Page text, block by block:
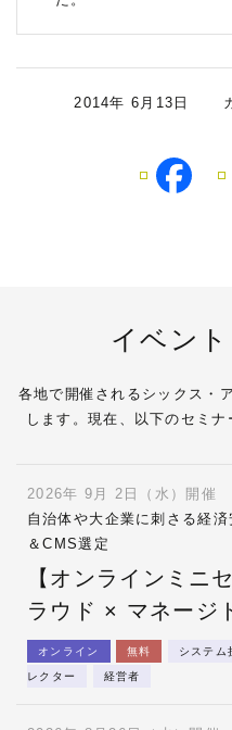
2014年 6月13日 カ
イベン
各地で開催されるシックス・
します。現在、以下のセミナ
2026年 9月 2日（水）開催
自治体や大企業に刺さる経
＆CMS選定
【オンラインミニ
ラウド × マネージ
オンライン 無料 システム
レクター 経営者